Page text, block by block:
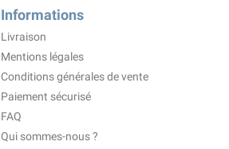
Informations
Livraison
Mentions légales
Conditions générales de vente
Paiement sécurisé
FAQ
Qui sommes-nous ?